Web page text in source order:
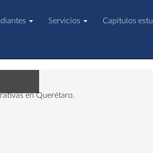
Servicios Capítulos